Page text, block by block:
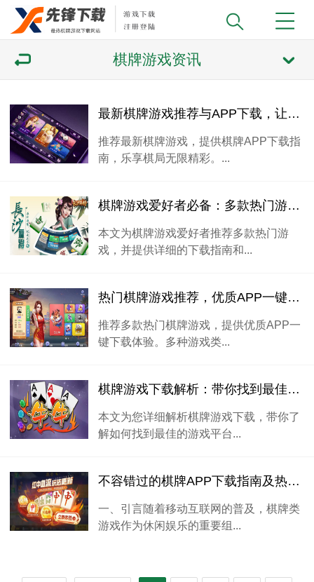
棋牌游戏资讯
最新棋牌游戏推荐与APP下载，让你乐在棋局！
推荐最新棋牌游戏，提供棋牌APP下载指
南，乐享棋局无限精彩。...
棋牌游戏爱好者必备：多款热门游戏推荐及下载指南。
本文为棋牌游戏爱好者推荐多款热门游
戏，并提供详细的下载指南和...
热门棋牌游戏推荐，优质APP一键下载体验！
推荐多款热门棋牌游戏，提供优质APP一
键下载体验。多种游戏类...
棋牌游戏下载解析：带你找到最佳的游戏平台！
本文为您详细解析棋牌游戏下载，带你了
解如何找到最佳的游戏平台...
不容错过的棋牌APP下载指南及热门游戏推荐！
一、引言随着移动互联网的普及，棋牌类
游戏作为休闲娱乐的重要组...